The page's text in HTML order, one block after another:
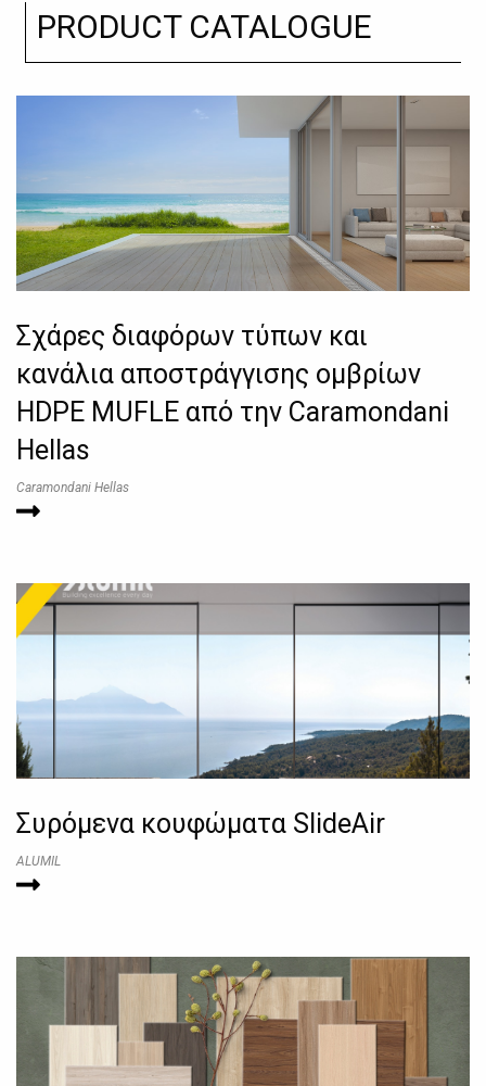
PRODUCT CATALOGUE
Σχάρες διαφόρων τύπων και
κανάλια αποστράγγισης ομβρίων
HDPE MUFLE από την Caramondani
Hellas
Caramondani Hellas
Συρόμενα κουφώματα SlideAir
ALUMIL